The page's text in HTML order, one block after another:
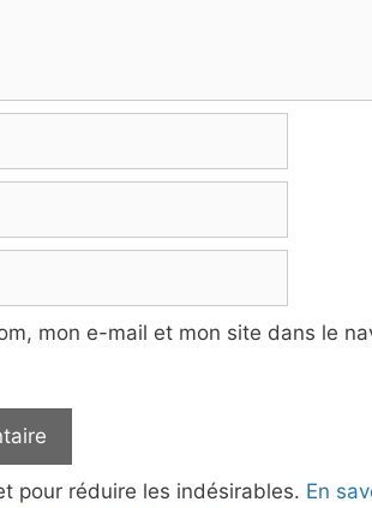
mon e-mail et mon site dans le
pour réduire les indésirables. En